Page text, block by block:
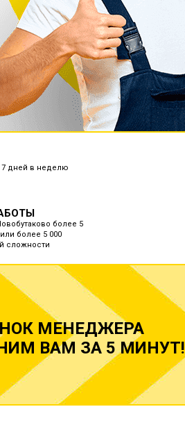
7 дней в неделю
более 5
более 5 000
сложности
МЕНЕДЖЕРА
ВАМ ЗА 5 МИНУТ!